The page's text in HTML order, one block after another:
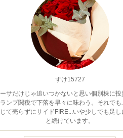
すけ15727
サだけじゃ追いつかないと思い個別株に
ランプ関税で下落を早々に味わう。それで
て売らずにサイドFIRE...いや少しでも足
と続けています。